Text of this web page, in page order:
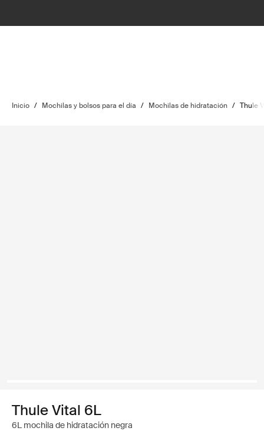
Inicio / Mochilas y bolsos para el día / Mochilas de hidratación / Thule
Thule Vital 6L
6L mochila de hidratación negra